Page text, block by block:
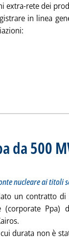
extra-rete dei
in linea
da 500
da fonte nucleare ai
nucleare ai titoli
un contratto
(corporate Ppa)
durata non è